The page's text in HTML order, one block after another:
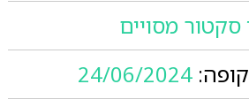
סקטור מסויים
24/06/2024